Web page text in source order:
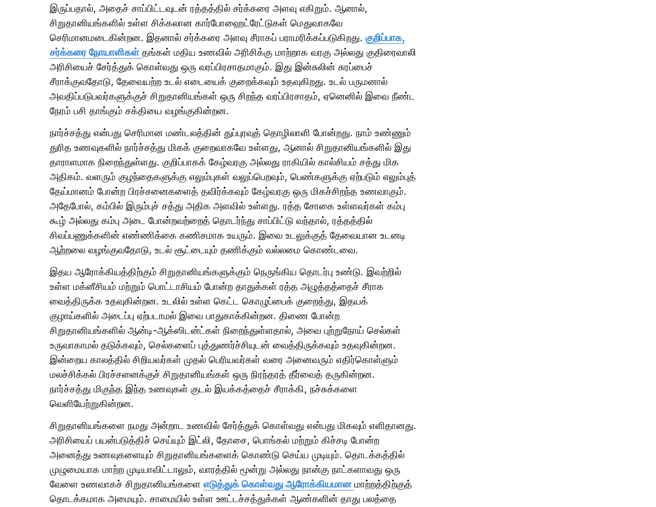
இருப்பதால், அதைச் சாப்பிட்டவுடன் ரத்தத்தில் சர்க்கரை அளவு எகிறும். ஆனால்,
சிறுதானியங்களில் உள்ள சிக்கலான கார்போஹைட்ரேட்டுகள் மெதுவாகவே
செரிமானமடைகின்றன. இதனால் சர்க்கரை அளவு சீராகப் பராமரிக்கப்படுகிறது. குறிப்பாக,
சர்க்கரை நோயாளிகள் தங்கள் மதிய உணவில் அரிசிக்கு மாற்றாக வரகு அல்லது குதிரைவாலி
அரிசியைச் சேர்த்துக் கொள்வது ஒரு வரப்பிரசாதமாகும். இது இன்சுலின் சுரப்பைச்
சீராக்குவதோடு, தேவையற்ற உடல் எடையைக் குறைக்கவும் உதவுகிறது. உடல் பருமனால்
அவதிப்படுபவர்களுக்குச் சிறுதானியங்கள் ஒரு சிறந்த வரப்பிரசாதம், ஏனெனில் இவை நீண்ட
நேரம் பசி தாங்கும் சக்தியை வழங்குகின்றன.
நார்ச்சத்து என்பது செரிமான மண்டலத்தின் துப்புரவுத் தொழிலாளி போன்றது. நாம் உண்ணும்
துரித உணவுகளில் நார்ச்சத்து மிகக் குறைவாகவே உள்ளது, ஆனால் சிறுதானியங்களில் இது
தாராளமாக நிறைந்துள்ளது. குறிப்பாகக் கேழ்வரகு அல்லது ராகியில் கால்சியம் சத்து மிக
அதிகம். வளரும் குழந்தைகளுக்கு எலும்புகள் வலுப்பெறவும், பெண்களுக்கு ஏற்படும் எலும்புத்
தேய்மானம் போன்ற பிரச்சனைகளைத் தவிர்க்கவும் கேழ்வரகு ஒரு மிகச்சிறந்த உணவாகும்.
அதேபோல், கம்பில் இரும்புச் சத்து அதிக அளவில் உள்ளது. ரத்த சோகை உள்ளவர்கள் கம்பு
கூழ் அல்லது கம்பு அடை போன்றவற்றைத் தொடர்ந்து சாப்பிட்டு வந்தால், ரத்தத்தில்
சிவப்பணுக்களின் எண்ணிக்கை கணிசமாக உயரும். இவை உடலுக்குத் தேவையான உடனடி
ஆற்றலை வழங்குவதோடு, உடல் சூட்டையும் தணிக்கும் வல்லமை கொண்டவை.
இதய ஆரோக்கியத்திற்கும் சிறுதானியங்களுக்கும் நெருங்கிய தொடர்பு உண்டு. இவற்றில்
உள்ள மக்னீசியம் மற்றும் பொட்டாசியம் போன்ற தாதுக்கள் ரத்த அழுத்தத்தைச் சீராக
வைத்திருக்க உதவுகின்றன. உடலில் உள்ள கெட்ட கொழுப்பைக் குறைத்து, இதயக்
குழாய்களில் அடைப்பு ஏற்படாமல் இவை பாதுகாக்கின்றன. திணை போன்ற
சிறுதானியங்களில் ஆன்டி-ஆக்ஸிடன்ட்கள் நிறைந்துள்ளதால், அவை புற்றுநோய் செல்கள்
உருவாகாமல் தடுக்கவும், செல்களைப் புத்துணர்ச்சியுடன் வைத்திருக்கவும் உதவுகின்றன.
இன்றைய காலத்தில் சிறியவர்கள் முதல் பெரியவர்கள் வரை அனைவரும் எதிர்கொள்ளும்
மலச்சிக்கல் பிரச்சனைக்குச் சிறுதானியங்கள் ஒரு நிரந்தரத் தீர்வைத் தருகின்றன.
நார்ச்சத்து மிகுந்த இந்த உணவுகள் குடல் இயக்கத்தைச் சீராக்கி, நச்சுக்களை
வெளியேற்றுகின்றன.
சிறுதானியங்களை நமது அன்றாட உணவில் சேர்த்துக் கொள்வது என்பது மிகவும் எளிதானது.
அரிசியைப் பயன்படுத்திச் செய்யும் இட்லி, தோசை, பொங்கல் மற்றும் கிச்சடி போன்ற
அனைத்து உணவுகளையும் சிறுதானியங்களைக் கொண்டு செய்ய முடியும். தொடக்கத்தில்
முழுமையாக மாற்ற முடியாவிட்டாலும், வாரத்தில் மூன்று அல்லது நான்கு நாட்களாவது ஒரு
வேளை உணவாகச் சிறுதானியங்களை எடுத்துக் கொள்வது ஆரோக்கியமான மாற்றத்திற்குத்
தொடக்கமாக அமையும். சாமையில் உள்ள ஊட்டச்சத்துக்கள் ஆண்களின் தாது பலத்தை